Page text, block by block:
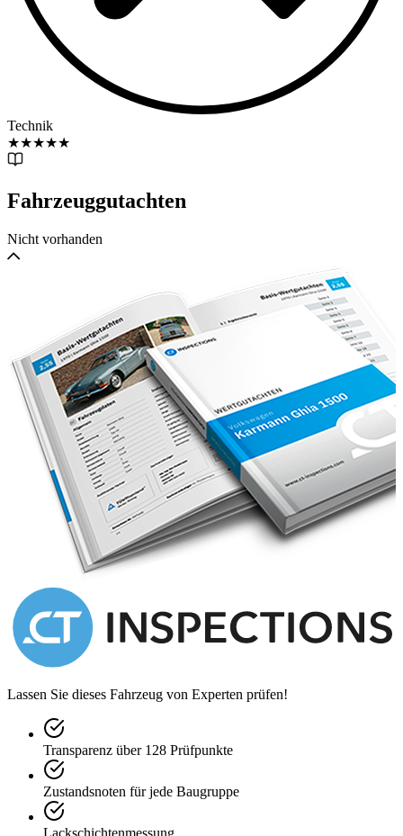
Technik
★★★★★
Fahrzeuggutachten
Nicht vorhanden
Lassen Sie dieses Fahrzeug von Experten prüfen!
Transparenz über 128 Prüfpunkte
Zustandsnoten für jede Baugruppe